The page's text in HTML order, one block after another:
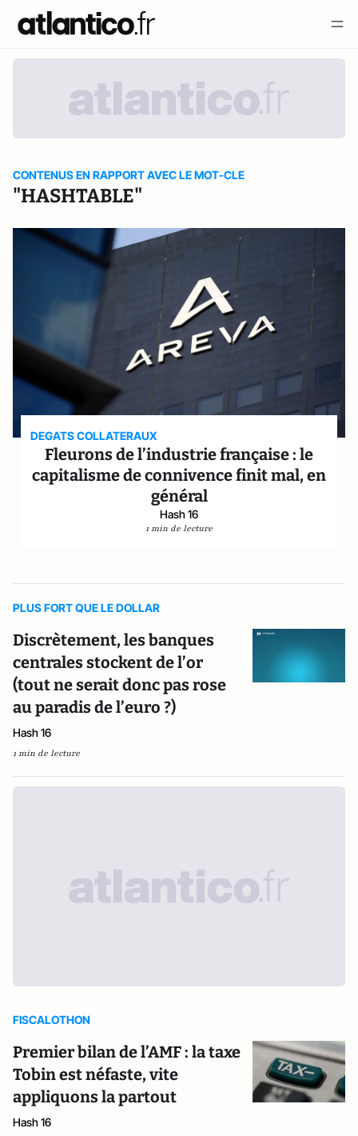
CONTENUS EN RAPPORT AVEC LE MOT-CLE
"HASHTABLE"
DEGATS COLLATERAUX
Fleurons de l’industrie française : le
capitalisme de connivence finit mal, en
général
Hash 16
1 min de lecture
PLUS FORT QUE LE DOLLAR
Discrètement, les banques
centrales stockent de l’or
(tout ne serait donc pas rose
au paradis de l’euro ?)
Hash 16
1 min de lecture
FISCALOTHON
Premier bilan de l’AMF : la taxe
Tobin est néfaste, vite
appliquons la partout
Hash 16